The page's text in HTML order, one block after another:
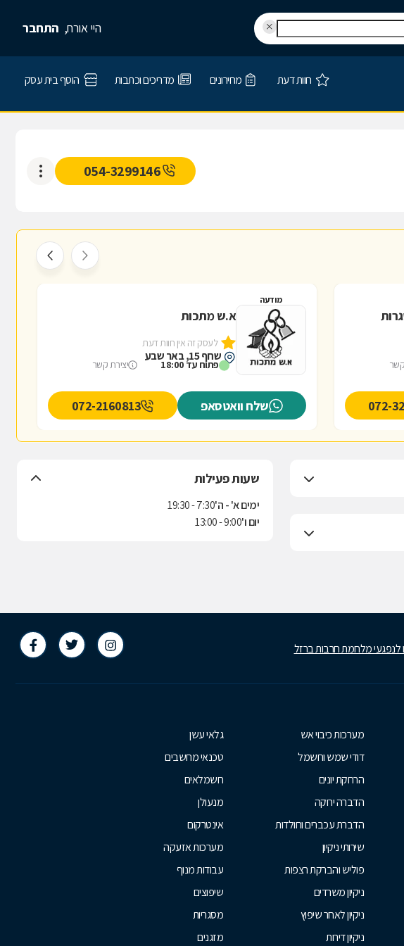
היי אורח, התחבר
חוות דעת מחירונים מדריכים וכתבות הוסף בית עסק
054-3299146
072-
מודעה
א.ש מתכות
לעסק זה אין חוות דעת
שחף 15, באר שבע
פתוח עד 18:00 יצירת קשר
שלח וואטסאפ 072-2160813
שעות פעילות
ימים א' - ה'7:30 - 19:30
יום ו'9:00 - 13:00
לנפגעי מלחמת חרבות ברזל
מערכות כיבוי אש
דודי שמש וחשמל
הרחקת יונים
הדברה ירוקה
הדברת עכברים וחולדות
שירותי ניקיון
פוליש והברקת רצפות
ניקיון משרדים
ניקיון לאחר שיפוץ
ניקיון דירות
גלאי עשן
טכנאי מחשבים
חשמלאים
מנעולן
אינטרקום
מערכות אזעקה
עבודות מנוף
שיפוצים
מסגריות
מזגנים